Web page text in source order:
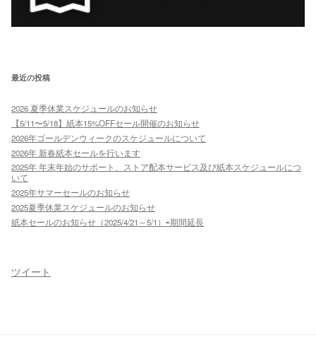
最近の投稿
2026 夏季休業スケジュールのお知らせ
【5/11〜5/18】紙本15%OFFセール開催のお知らせ
2026年ゴールデンウィークのスケジュールについて
2026年 新春紙本セールを行います
2025年 年末年始のサポート、ストア配本サービス及び紙本スケジュールにつ
いて
2025年サマーセールのお知らせ
2025夏季休業スケジュールのお知らせ
紙本セールのお知らせ（2025/4/21～5/1）⇨期間延長
ツイート